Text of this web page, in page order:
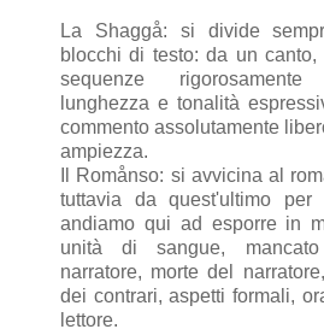
La Shaggå: si divide
blocchi di testo: da un
sequenze
lunghezza e tonalità
commento assolutamente
ampiezza.
Il Romånso: si avvicina al
tuttavia da quest'ultimo
andiamo qui ad esporre in
unità di sangue,
narratore, morte del
dei contrari, aspetti formali,
lettore.